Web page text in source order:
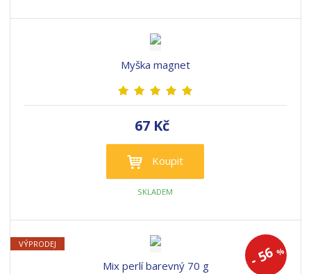
Myška magnet
67 Kč
Koupit
SKLADEM
Mix perlí barevný 70 g -
56%
VÝPRODEJ